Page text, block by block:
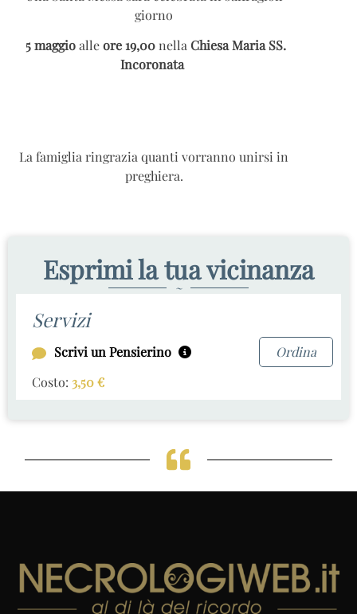
giorno
5 maggioalleore 19,00nella Chiesa Maria SS.
Incoronata
La famiglia ringrazia quanti vorranno unirsi in
preghiera.
Esprimi la tua vicinanza
~
Servizi
Scrivi un Pensierino
Ordina
Costo: 3,50€